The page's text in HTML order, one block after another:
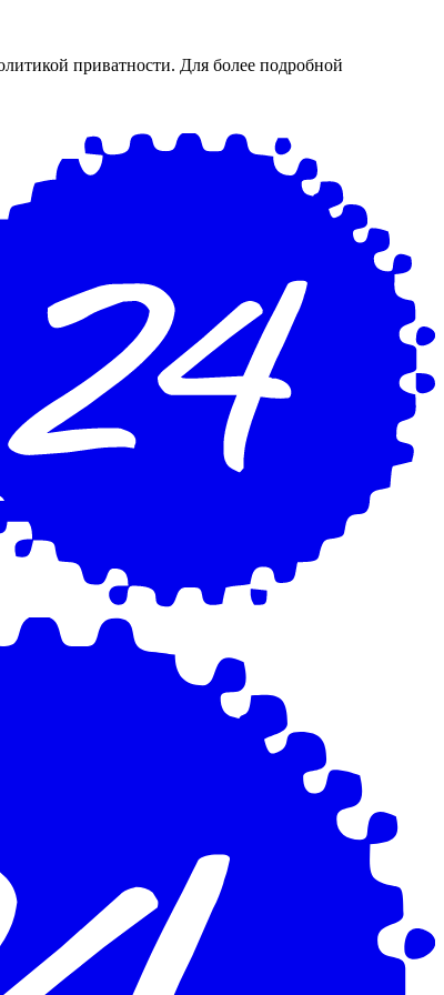
приватности. Для более подробной